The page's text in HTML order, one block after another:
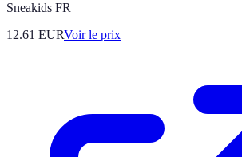
Sneakids FR
12.61 EURVoir le prix